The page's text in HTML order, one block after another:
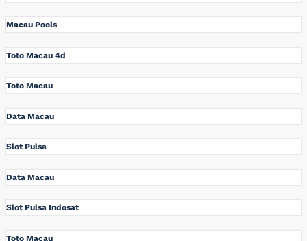
Macau Pools
Toto Macau 4d
Toto Macau
Data Macau
Slot Pulsa
Data Macau
Slot Pulsa Indosat
Toto Macau